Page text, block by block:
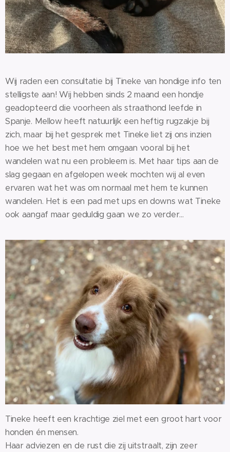
Wij raden een consultatie bij Tineke van hondige info ten
stelligste aan! Wij hebben sinds 2 maand een hondje
geadopteerd die voorheen als straathond leefde in
Spanje. Mellow heeft natuurlijk een heftig rugzakje bij
zich, maar bij het gesprek met Tineke liet zij ons inzien
hoe we het best met hem omgaan vooral bij het
wandelen wat nu een probleem is. Met haar tips aan de
slag gegaan en afgelopen week mochten wij al even
ervaren wat het was om normaal met hem te kunnen
wandelen. Het is een pad met ups en downs wat Tineke
ook aangaf maar geduldig gaan we zo verder...
Tineke heeft een krachtige ziel met een groot hart voor
honden én mensen.
Haar adviezen en de rust die zij uitstraalt, zijn zeer